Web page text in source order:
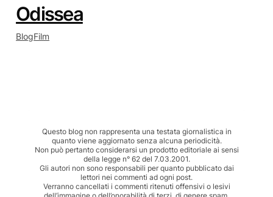
Odissea
BlogFilm
Questo blog non rappresenta una testata giornalistica in
quanto viene aggiornato senza alcuna periodicità.
Non può pertanto considerarsi un prodotto editoriale ai sensi
della legge n° 62 del 7.03.2001.
Gli autori non sono responsabili per quanto pubblicato dai
lettori nei commenti ad ogni post.
Verranno cancellati i commenti ritenuti offensivi o lesivi